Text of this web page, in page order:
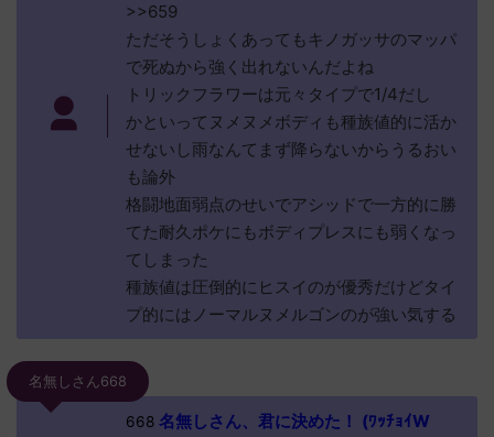
>>659
ただそうしょくあってもキノガッサのマッパ
で死ぬから強く出れないんだよね
トリックフラワーは元々タイプで1/4だし
かといってヌメヌメボディも種族値的に活か
せないし雨なんてまず降らないからうるおい
も論外
格闘地面弱点のせいでアシッドで一方的に勝
てた耐久ポケにもボディプレスにも弱くなっ
てしまった
種族値は圧倒的にヒスイのが優秀だけどタイ
プ的にはノーマルヌメルゴンのが強い気する
名無しさん668
668名無しさん、君に決めた！ (ﾜｯﾁｮｲW